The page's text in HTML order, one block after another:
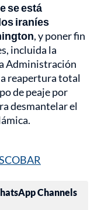
se está
iraníes
, y poner fin
incluida la
Administración
reapertura total
de peaje por
desmantelar el
Channels